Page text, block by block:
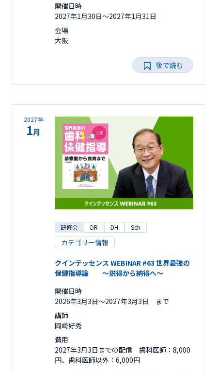
開催日時
2027年1月30日〜2027年1月31日
会場
大阪
後で読む
2027年
1月
研修会 DR DH Sch
カテゴリー情報
クインテッセンス WEBINAR #63 世界最強の
保健指導論 ～説得から納得へ～
開催日時
2026年3月3日〜2027年3月3日 まで
講師
岡崎好秀
費用
2027年3月3日までの配信 歯科医師：8,000
円、歯科医師以外：6,000円